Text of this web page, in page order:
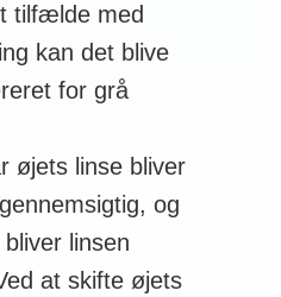
tilfælde med
kan det blive
for grå
øjets linse bliver
og
linsen
at skifte øjets